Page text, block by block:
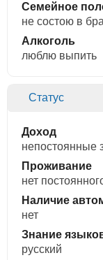
Семейное
не состою в
Алкоголь
люблю выпить
Статус
Доход
непостоянные
Проживание
нет
Наличие
нет
Знание
русский